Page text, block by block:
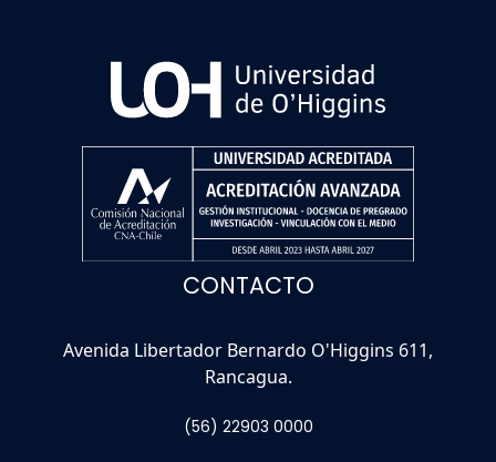
CONTACTO
Avenida Libertador Bernardo O'Higgins 611,
Rancagua.
(56) 22903 0000